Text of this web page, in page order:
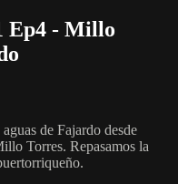
Ep4 - Millo
de Fajardo desde
Torres. Repasamos la